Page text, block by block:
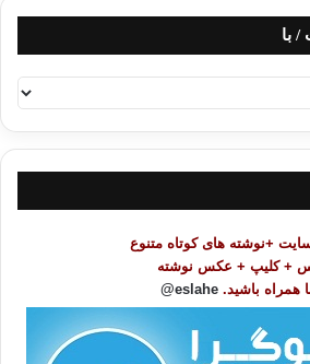
با
+نوشته های کوتاه متنوع
+ کلیپ + عکس نوشته
همراه باشید. eslahe@